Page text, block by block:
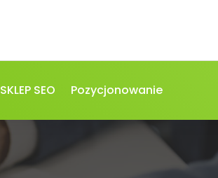
SKLEP SEO Pozycjonowanie